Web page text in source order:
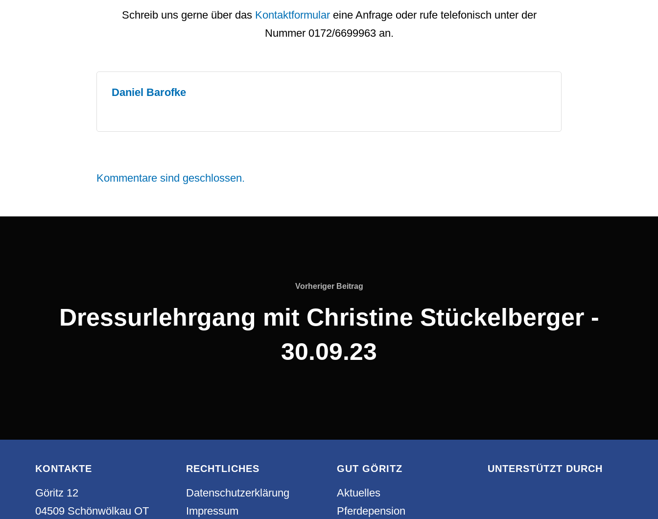
Schreib uns gerne über das Kontaktformulareine Anfrage oder rufe telefonisch unter der
Nummer 0172/6699963 an.
Daniel Barofke
Kommentare sind geschlossen.
Vorheriger Beitrag
Dressurlehrgang mit Christine Stückelberger -
30.09.23
KONTAKTE
Göritz 12
04509 Schönwölkau OT
RECHTLICHES
Datenschutzerklärung
Impressum
GUT GÖRITZ
Aktuelles
Pferdepension
UNTERSTÜTZT DURCH